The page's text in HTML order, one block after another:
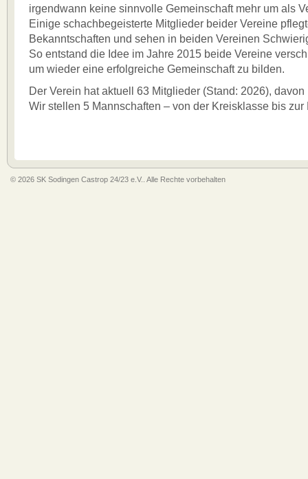
irgendwann keine sinnvolle Gemeinschaft mehr um als
Einige schachbegeisterte Mitglieder beider Vereine
Bekanntschaften und sehen in beiden Vereinen
So entstand die Idee im Jahre 2015 beide Vereine
um wieder eine erfolgreiche Gemeinschaft zu bilden.
Der Verein hat aktuell 63 Mitglieder (Stand: 2026), davon
Wir stellen 5 Mannschaften – von der Kreisklasse bis zur
© 2026 SK Sodingen Castrop 24/23 e.V.. Alle Rechte vorbehalten